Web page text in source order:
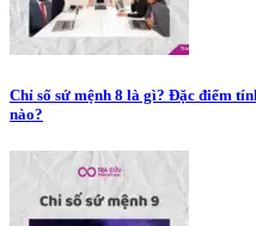
Chỉ số sứ mệnh 8 là gì? Đặc điểm
nào?